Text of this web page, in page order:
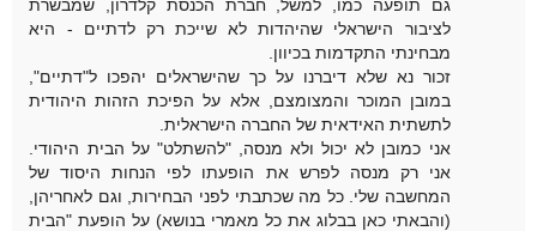
גם תופעה כמו, למשל, חברת הכנסת קלדרון, שמבשרת
לציבור הישראלי שהיהדות לא שייכת רק לדתיים - היא
מבחינתי התקדמות בכיוון.
זכור נא שלא דיברנו על כך שהישראלים יהפכו ל"דתיים",
במובן המוכר והמצומצם, אלא על הפיכת הזהות היהודית
לתשתית האידאית של החברה הישראלית.
אני כמובן לא יכול ולא מנסה, "להשתלט" על הבית היהודי.
אני רק מנסה לפרש את הופעתו לפי הנחות היסוד של
המחשבה שלי. כל מה שכתבתי לפני הבחירות, וגם לאחריהן,
(והבאתי כאן בבלוג את כל מאמרי בנושא) על הופעת "הבית